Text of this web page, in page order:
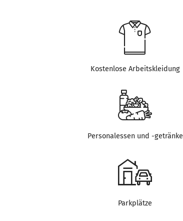
Kostenlose Arbeitskleidung
Personalessen und -getränke
Parkplätze